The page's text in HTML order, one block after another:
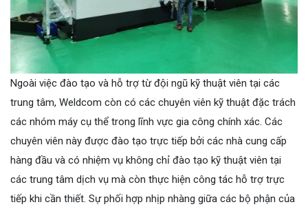
Ngoài việc đào tạo và hỗ trợ từ đội ngũ kỹ thuật viên tại các
trung tâm, Weldcom còn có các chuyên viên kỹ thuật đặc trách
các nhóm máy cụ thể trong lĩnh vực gia công chính xác. Các
chuyên viên này được đào tạo trực tiếp bởi các nhà cung cấp
hàng đầu và có nhiệm vụ không chỉ đào tạo kỹ thuật viên tại
các trung tâm dịch vụ mà còn thực hiện công tác hỗ trợ trực
tiếp khi cần thiết. Sự phối hợp nhịp nhàng giữa các bộ phận của